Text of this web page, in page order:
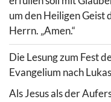
um den Heiligen Geist
Herrn. „Amen.“
Die Lesung zum Fest
Evangelium nach
Als Jesus als der